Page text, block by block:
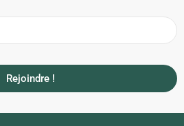
Rejoindre !